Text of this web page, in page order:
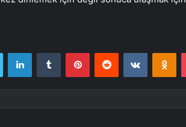
Twitter LinkedInTumblr PinterestReddit VKontakte